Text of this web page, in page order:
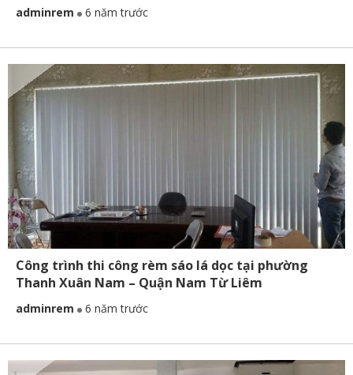
adminrem 6 năm trước
Công trình thi công rèm sáo lá dọc tại phường
Thanh Xuân Nam – Quận Nam Từ Liêm
adminrem 6 năm trước